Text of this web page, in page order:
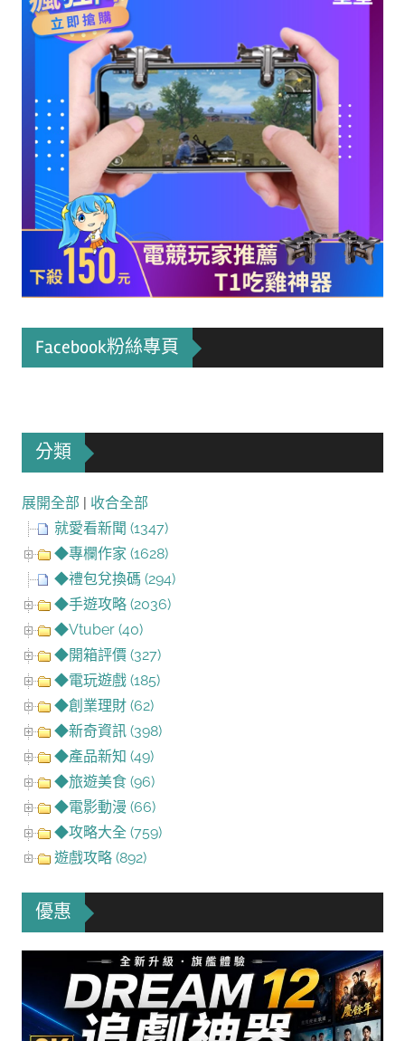
Facebook粉絲專頁
分類
展開全部 | 收合全部
就愛看新聞 (1347)
◆專欄作家 (1628)
◆禮包兌換碼 (294)
◆手遊攻略 (2036)
◆Vtuber (40)
◆開箱評價 (327)
◆電玩遊戲 (185)
◆創業理財 (62)
◆新奇資訊 (398)
◆產品新知 (49)
◆旅遊美食 (96)
◆電影動漫 (66)
◆攻略大全 (759)
遊戲攻略 (892)
優惠